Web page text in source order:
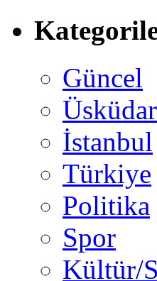
Güncel
Üsküdar
İstanbul
Türkiye
Politika
Spor
Kültür/